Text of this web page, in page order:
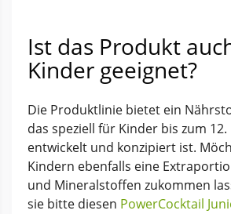
Ist das Produkt
Kinder geeignet?
Die Produktlinie bietet ein
das speziell für Kinder bis zum
entwickelt und konzipiert ist.
Kindern ebenfalls eine
und Mineralstoffen zukommen
sie bitte diesen PowerCocktail